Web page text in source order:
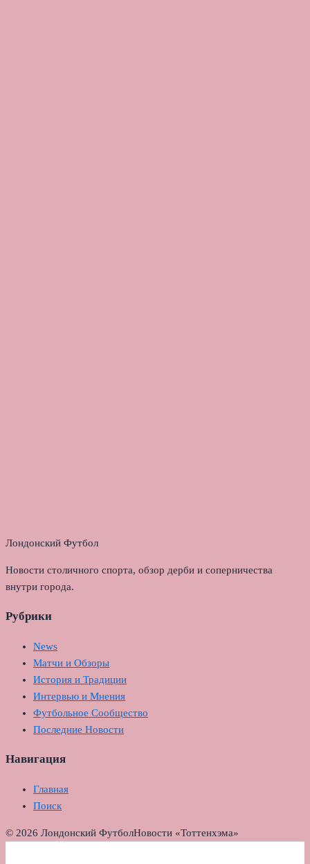
Лондонский Футбол
Новости столичного спорта, обзор дерби и соперничества
внутри города.
Рубрики
News
Матчи и Обзоры
История и Традиции
Интервью и Мнения
Футбольное Сообщество
Последние Новости
Навигация
Главная
Поиск
© 2026 Лондонский ФутболНовости «Тоттенхэма»